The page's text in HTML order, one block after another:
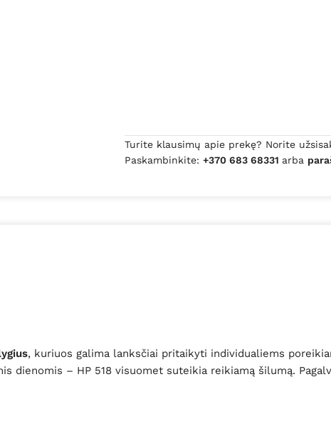
Turite klausimų apie prekę? Norite
Paskambinkite:+370 683 68331 arba
, kuriuos galima lanksčiai pritaikyti individualiems
dienomis – HP 518 visuomet suteikia reikiamą šilumą.